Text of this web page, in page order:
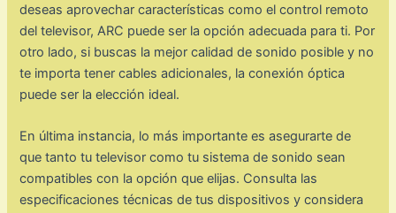
deseas aprovechar características como el control remoto
del televisor, ARC puede ser la opción adecuada para ti. Por
otro lado, si buscas la mejor calidad de sonido posible y no
te importa tener cables adicionales, la conexión óptica
puede ser la elección ideal.
En última instancia, lo más importante es asegurarte de
que tanto tu televisor como tu sistema de sonido sean
compatibles con la opción que elijas. Consulta las
especificaciones técnicas de tus dispositivos y considera